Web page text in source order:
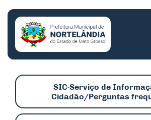
SIC-Serviço de
Cidadão/Perguntas
Seção do